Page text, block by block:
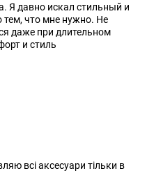
Я давно искал стильный и
тем, что мне нужно. Не
даже при длительном
и стиль
всі аксесуари тільки в